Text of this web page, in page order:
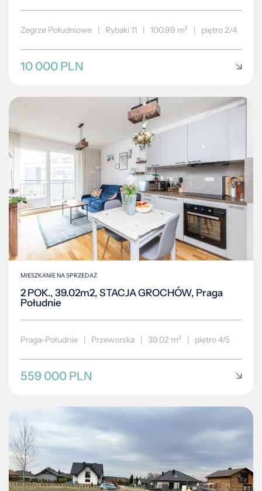
Zegrze Południowe | Rybaki 11 | 100.99 m² | piętro 2/4
10 000 PLN
MIESZKANIE NA SPRZEDAŻ
2 POK., 39.02m2, STACJA GROCHÓW, Praga
Południe
Praga-Południe | Przeworska | 39.02 m² | piętro 4/5
559 000 PLN